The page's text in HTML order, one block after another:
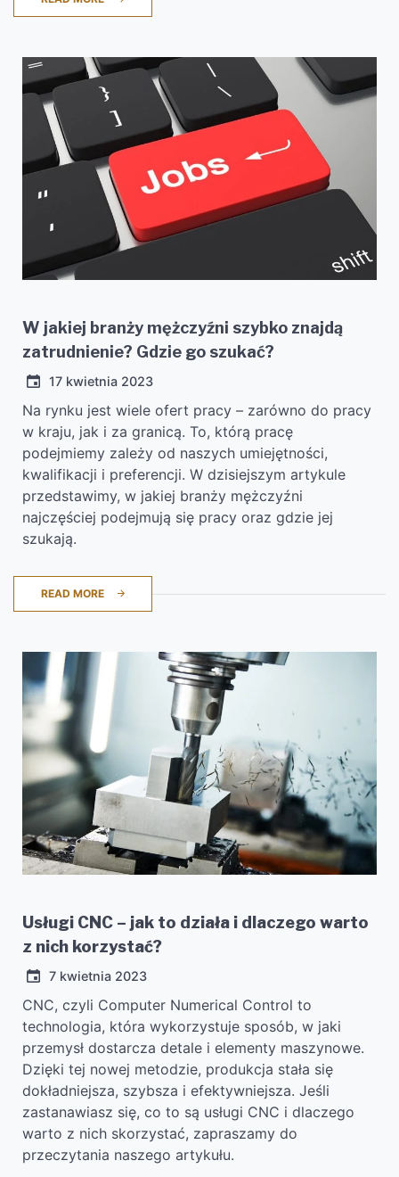
W jakiej branży mężczyźni szybko znajdą
zatrudnienie? Gdzie go szukać?
17 kwietnia 2023
Na rynku jest wiele ofert pracy – zarówno do pracy
w kraju, jak i za granicą. To, którą pracę
podejmiemy zależy od naszych umiejętności,
kwalifikacji i preferencji. W dzisiejszym artykule
przedstawimy, w jakiej branży mężczyźni
najczęściej podejmują się pracy oraz gdzie jej
szukają.
READ MORE
Usługi CNC – jak to działa i dlaczego warto
z nich korzystać?
7 kwietnia 2023
CNC, czyli Computer Numerical Control to
technologia, która wykorzystuje sposób, w jaki
przemysł dostarcza detale i elementy maszynowe.
Dzięki tej nowej metodzie, produkcja stała się
dokładniejsza, szybsza i efektywniejsza. Jeśli
zastanawiasz się, co to są usługi CNC i dlaczego
warto z nich skorzystać, zapraszamy do
przeczytania naszego artykułu.